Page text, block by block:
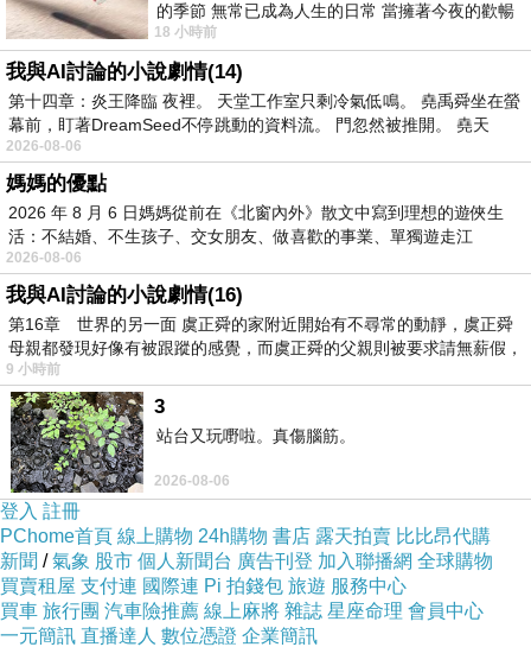
臺灣製鞋工藝的典範 - 德侑實業的運動休
閒鞋面、皮革鞋面與人造皮革鞋面代工服
務
德侑實業已成功打造出專業且全面的鞋面代工服
務。我們的業務包含運動休閒鞋面、皮革鞋面以
及人造皮革鞋面的製造。
運動休閒鞋面是我們的重要產品之一。我們掌握
的季節 無常已成為人生的日常 當擁著今夜的歡暢
舒心 轉眼驟成昨日 而明晨 太陽
18 小時前
我與AI討論的小說劇情(14)
第十四章：炎王降臨 夜裡。 天堂工作室只剩冷氣低鳴。 堯禹舜坐在螢
幕前，盯著DreamSeed不停跳動的資料流。 門忽然被推開。 堯天
2026-08-06
媽媽的優點
2026 年 8 月 6 日媽媽從前在《北窗內外》散文中寫到理想的遊俠生
活：不結婚、不生孩子、交女朋友、做喜歡的事業、單獨遊走江
湖⋯⋯，
2026-08-06
我與AI討論的小說劇情(16)
第16章 世界的另一面 虞正舜的家附近開始有不尋常的動靜，虞正舜
母親都發現好像有被跟蹤的感覺，而虞正舜的父親則被要求請無薪假，
9 小時前
3
站台又玩嘢啦。真傷腦筋。
2026-08-06
登入 註冊
PChome首頁 線上購物 24h購物 書店 露天拍賣 比比昂代購
新聞 /氣象 股市 個人新聞台 廣告刊登 加入聯播網 全球購物
買賣租屋 支付連 國際連 Pi 拍錢包 旅遊 服務中心
買車 旅行團 汽車險推薦 線上麻將 雜誌 星座命理 會員中心
一元簡訊 直播達人 數位憑證 企業簡訊